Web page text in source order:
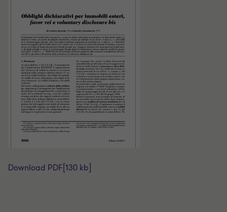
Download PDF [130 kb]